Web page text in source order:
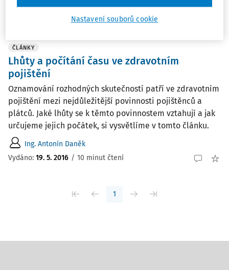
/ 21 minut čtení
ČLÁNKY
Lhůty a počítání času ve zdravotním
pojištění
Oznamování rozhodných skutečností patří ve zdravotním
pojištění mezi nejdůležitější povinnosti pojištěnců a
plátců. Jaké lhůty se k těmto povinnostem vztahují a jak
určujeme jejich počátek, si vysvětlíme v tomto článku.
Ing. Antonín Daněk
Vydáno: 19. 5. 2016 / 10 minut čtení
1
Nastavení souborů cookie